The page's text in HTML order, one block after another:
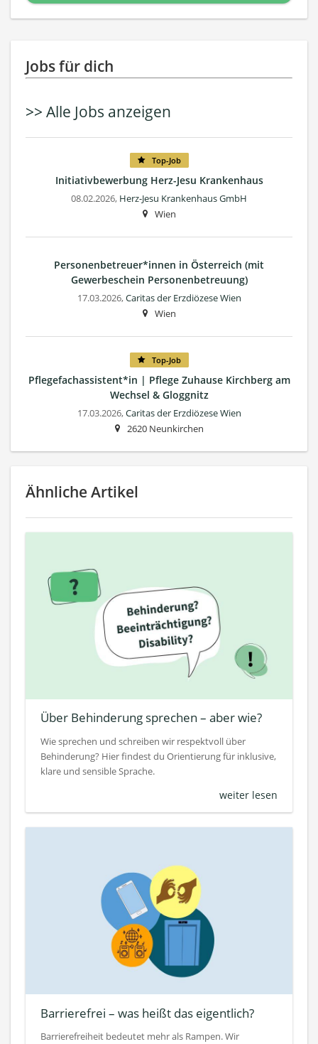
Jobs für dich
>> Alle Jobs anzeigen
Top-Job
Initiativbewerbung Herz-Jesu Krankenhaus
08.02.2026, Herz-Jesu Krankenhaus GmbH
Wien
Personenbetreuer*innen in Österreich (mit
Gewerbeschein Personenbetreuung)
17.03.2026,Caritas der Erzdiözese Wien
Wien
Top-Job
Pflegefachassistent*in | Pflege Zuhause Kirchberg am
Wechsel & Gloggnitz
17.03.2026,Caritas der Erzdiözese Wien
2620 Neunkirchen
Ähnliche Artikel
Über Behinderung sprechen – aber wie?
Wie sprechen und schreiben wir respektvoll über
Behinderung? Hier findest du Orientierung für inklusive,
klare und sensible Sprache.
weiter lesen
Barrierefrei – was heißt das eigentlich?
Barrierefreiheit bedeutet mehr als Rampen. Wir